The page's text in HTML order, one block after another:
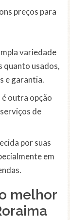
preços para
variedade
quanto usados,
e garantia.
é outra opção
de
por suas
em
melhor